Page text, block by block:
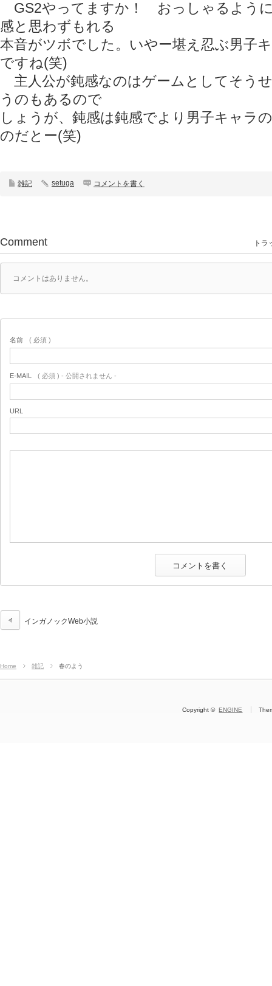
GS2やってますか！ おっしゃるよう
感と思わずもれる
本音がツボでした。いやー堪え忍ぶ男子
ですね(笑)
主人公が鈍感なのはゲームとしてそう
うのもあるので
しょうが、鈍感は鈍感でより男子キャラ
のだとー(笑)
雑記 setuga コメントを書く
Comment トラ
コメントはありません。
名前 ( 必須 )
E-MAIL ( 必須 ) - 公開されません -
URL
インガノックWeb小説
Home 雑記 春のよう
Copyright ©ENGINE